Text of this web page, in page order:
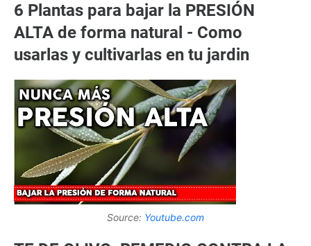
6 Plantas para bajar la PRESIÓN
ALTA de forma natural - Como
usarlas y cultivarlas en tu jardin
Source: Youtube.com